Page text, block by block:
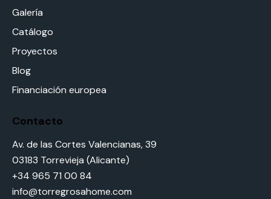
Galería
Catálogo
Proyectos
Blog
Financiación europea
Contacto
Av. de las Cortes Valencianas, 39
03183 Torrevieja (Alicante)
+34 965 71 00 84
info@torregrosahome.com